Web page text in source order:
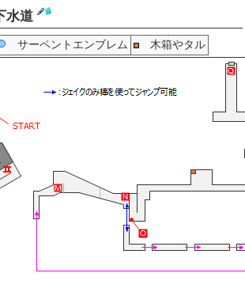
水道
サーペントエンブレム 木箱やタル